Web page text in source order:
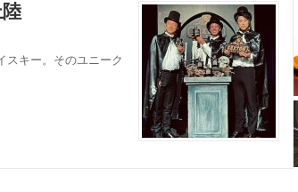
スキー。そのユニーク